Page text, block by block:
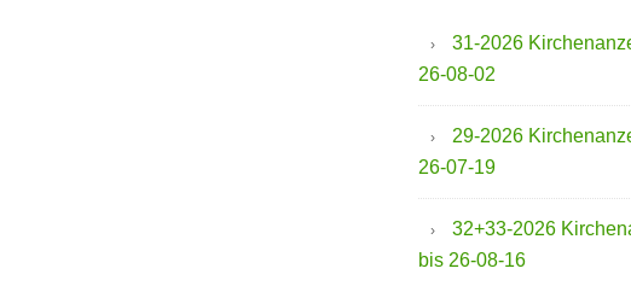
31-2026
26-08-02
29-2026
26-07-19
32+33-2026
bis 26-08-16